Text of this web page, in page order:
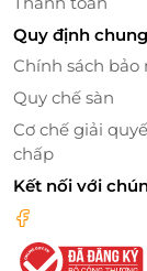
LifeLink.vnlà
khách hàng
kiếm các gói
Khi mua
được:
qua trung
Quy định chung
Chính sách bảo
Quy chế sàn
Cơ chế giải
chấp
Kết nối với